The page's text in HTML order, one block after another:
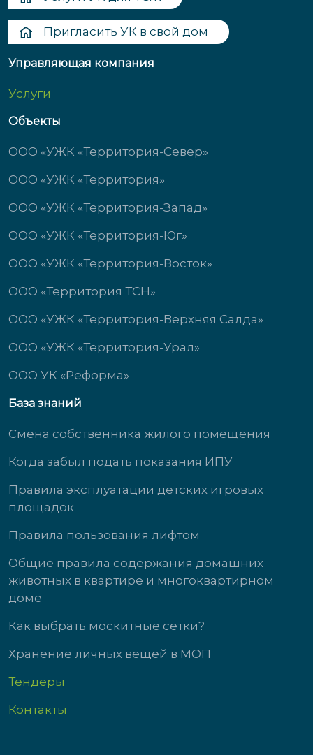
Пригласить УК в свой дом
Управляющая компания
Услуги
Объекты
ООО «УЖК «Территория-Север»
ООО «УЖК «Территория»
ООО «УЖК «Территория-Запад»
ООО «УЖК «Территория-Юг»
ООО «УЖК «Территория-Восток»
ООО «Территория ТСН»
ООО «УЖК «Территория-Верхняя Салда»
ООО «УЖК «Территория-Урал»
ООО УК «Реформа»
База знаний
Смена собственника жилого помещения
Когда забыл подать показания ИПУ
Правила эксплуатации детских игровых
площадок
Правила пользования лифтом
Общие правила содержания домашних
животных в квартире и многоквартирном
доме
Как выбрать москитные сетки?
Хранение личных вещей в МОП
Тендеры
Контакты